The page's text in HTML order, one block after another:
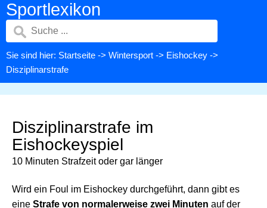
Sportlexikon
Sie sind hier: Startseite -> Wintersport -> Eishockey ->
Disziplinarstrafe
Disziplinarstrafe im
Eishockeyspiel
10 Minuten Strafzeit oder gar länger
Wird ein Foul im Eishockey durchgeführt, dann gibt es
eine Strafe von normalerweise zwei Minuten auf der